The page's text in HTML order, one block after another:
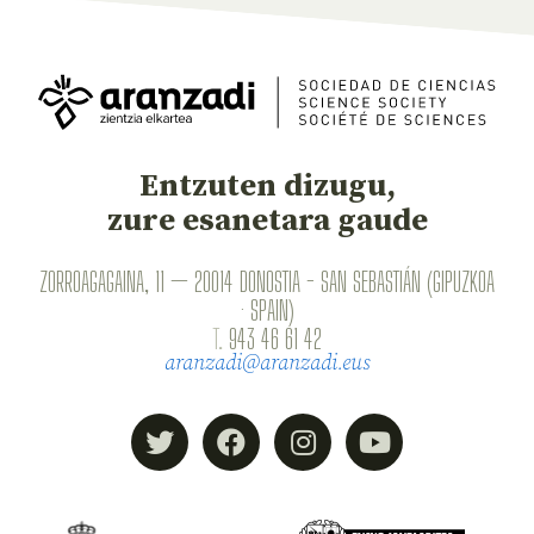
Entzuten dizugu,
zure esanetara gaude
ZORROAGAGAINA, 11 — 20014 DONOSTIA - SAN SEBASTIÁN (GIPUZKOA
· SPAIN)
T. 943 46 61 42
aranzadi@aranzadi.eus